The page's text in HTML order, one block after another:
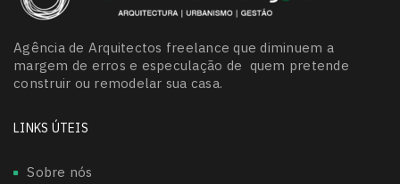
Agência de Arquitectos freelance que diminuem a
margem de erros e especulação de quem pretende
construir ou remodelar sua casa.
LINKS ÚTEIS
Sobre nós